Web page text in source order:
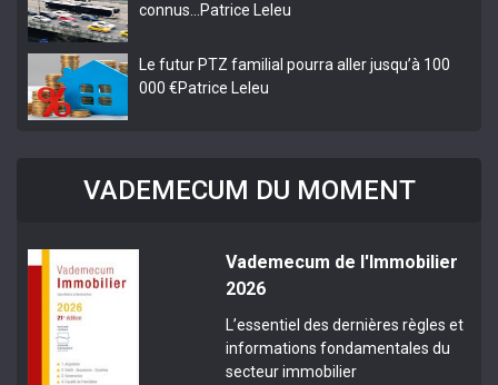
connus…
Patrice Leleu
Le futur PTZ familial pourra aller jusqu’à 100
000 €Patrice Leleu
VADEMECUM DU MOMENT
Vademecum de l'Immobilier
2026
L’essentiel des dernières règles et
informations fondamentales du
secteur immobilier